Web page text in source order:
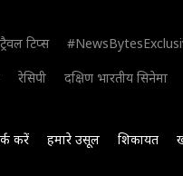
ट्रैवल टिप्स
रेसिपी दक्षिण भारतीय सिनेमा
करें हमारे उसूल शिकायत